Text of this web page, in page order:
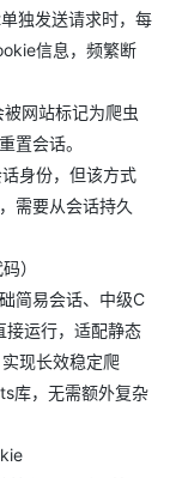
独发送请求时，每
信息，频繁断
网站标记为爬虫
置会话。
身份，但该方式
需要从会话持久
）
简易会话、中级C
接运行，适配静态
现长效稳定爬
库，无需额外复杂